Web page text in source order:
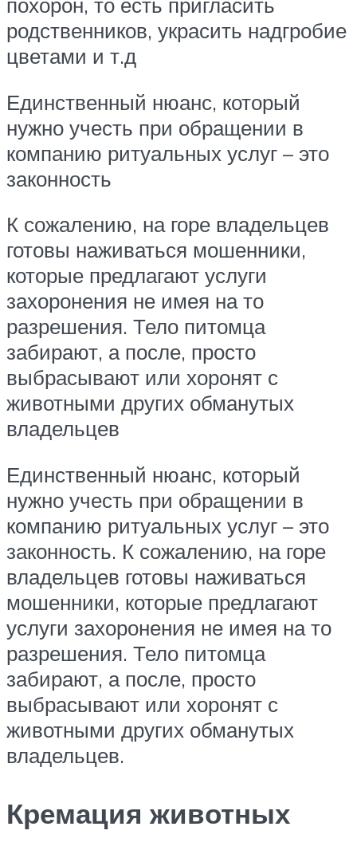
родственников, украсить надгробие
цветами и т.д
Единственный нюанс, который
нужно учесть при обращении в
компанию ритуальных услуг – это
законность
К сожалению, на горе владельцев
готовы наживаться мошенники,
которые предлагают услуги
захоронения не имея на то
разрешения. Тело питомца
забирают, а после, просто
выбрасывают или хоронят с
животными других обманутых
владельцев
Единственный нюанс, который
нужно учесть при обращении в
компанию ритуальных услуг – это
законность. К сожалению, на горе
владельцев готовы наживаться
мошенники, которые предлагают
услуги захоронения не имея на то
разрешения. Тело питомца
забирают, а после, просто
выбрасывают или хоронят с
животными других обманутых
владельцев.
Кремация животных